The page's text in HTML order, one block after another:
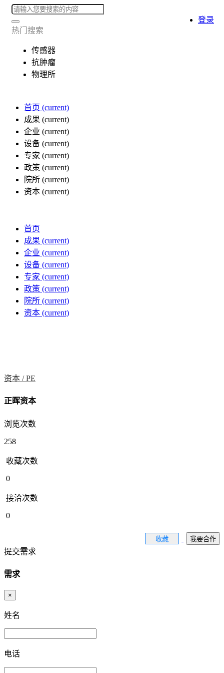
热门搜索
传感器
抗肿瘤
物理所
首页 (current)
成果 (current)
企业 (current)
设备 (current)
专家 (current)
政策 (current)
院所 (current)
资本 (current)
登录
首页
成果 (current)
企业 (current)
设备 (current)
专家 (current)
政策 (current)
院所 (current)
资本 (current)
资本 /PE
正晖资本
浏览次数
258
收藏次数
0
接洽次数
0
收藏 我要合作
提交需求
需求
×
姓名
电话